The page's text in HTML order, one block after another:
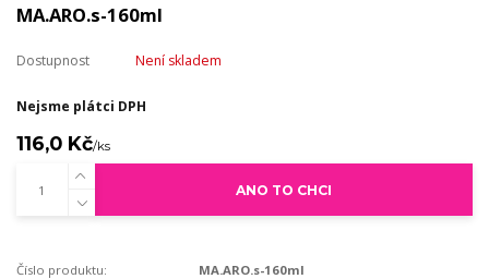
MA.ARO.s-160ml
Dostupnost Není skladem
Nejsme plátci DPH
116,0 Kč/ks
ANO TO CHCI
Číslo produktu:
MA.ARO.s-160ml